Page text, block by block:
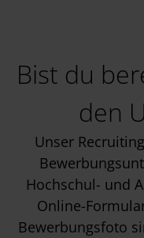
Bist du
den
Unser
Hochschul- und
Online-
Bewerbungsfoto